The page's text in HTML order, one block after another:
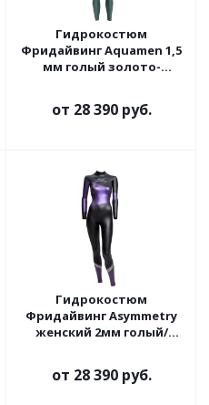
Гидрокостюм
Фридайвинг Aquamen 1,5
мм голый золото-
от 28 390 руб.
Гидрокостюм
Фридайвинг Asymmetry
женский 2мм голый/
от 28 390 руб.